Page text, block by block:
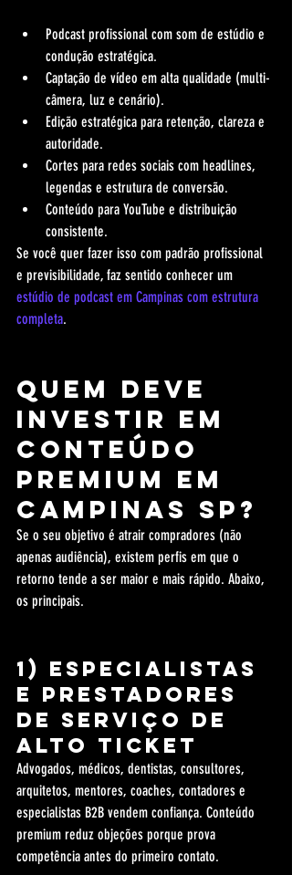
Podcast profissional com som de estúdio e
condução estratégica.
Captação de vídeo em alta qualidade (multi-
câmera, luz e cenário).
Edição estratégica para retenção, clareza e
autoridade.
Cortes para redes sociais com headlines,
legendas e estrutura de conversão.
Conteúdo para YouTube e distribuição
consistente.
Se você quer fazer isso com padrão profissional
e previsibilidade, faz sentido conhecer um
estúdio de podcast em Campinas com estrutura
completa.
Quem deve
investir em
conteúdo
premium em
Campinas SP?
Se o seu objetivo é atrair compradores (não
apenas audiência), existem perfis em que o
retorno tende a ser maior e mais rápido. Abaixo,
os principais.
1) Especialistas
e prestadores
de serviço de
alto ticket
Advogados, médicos, dentistas, consultores,
arquitetos, mentores, coaches, contadores e
especialistas B2B vendem confiança. Conteúdo
premium reduz objeções porque prova
competência antes do primeiro contato.